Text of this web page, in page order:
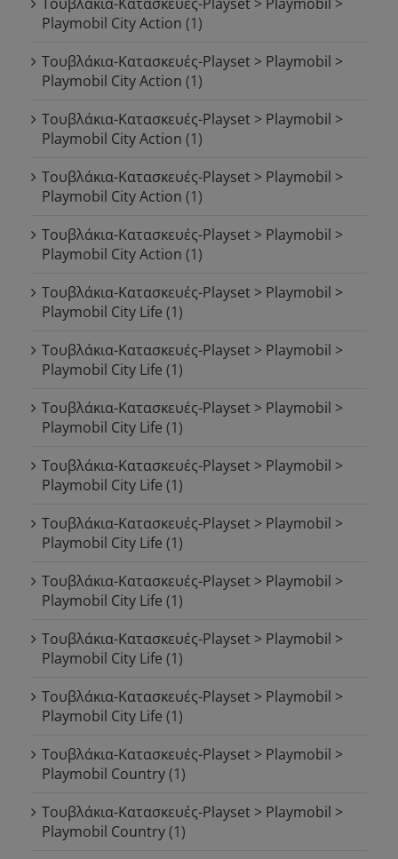
Playmobil City Action (1)
Τουβλάκια-Κατασκευές-Playset > Playmobil >
Playmobil City Action (1)
Τουβλάκια-Κατασκευές-Playset > Playmobil >
Playmobil City Action (1)
Τουβλάκια-Κατασκευές-Playset > Playmobil >
Playmobil City Action (1)
Τουβλάκια-Κατασκευές-Playset > Playmobil >
Playmobil City Action (1)
Τουβλάκια-Κατασκευές-Playset > Playmobil >
Playmobil City Life (1)
Τουβλάκια-Κατασκευές-Playset > Playmobil >
Playmobil City Life (1)
Τουβλάκια-Κατασκευές-Playset > Playmobil >
Playmobil City Life (1)
Τουβλάκια-Κατασκευές-Playset > Playmobil >
Playmobil City Life (1)
Τουβλάκια-Κατασκευές-Playset > Playmobil >
Playmobil City Life (1)
Τουβλάκια-Κατασκευές-Playset > Playmobil >
Playmobil City Life (1)
Τουβλάκια-Κατασκευές-Playset > Playmobil >
Playmobil City Life (1)
Τουβλάκια-Κατασκευές-Playset > Playmobil >
Playmobil City Life (1)
Τουβλάκια-Κατασκευές-Playset > Playmobil >
Playmobil Country(1)
Τουβλάκια-Κατασκευές-Playset > Playmobil >
Playmobil Country(1)